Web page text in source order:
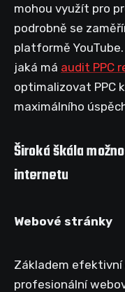
mohou využít pro
podrobně se
platformě
jaká má audit PPC
optimalizovat PPC
maximálního
Široká škála
internetu
Webové stránky
Základem
profesionální